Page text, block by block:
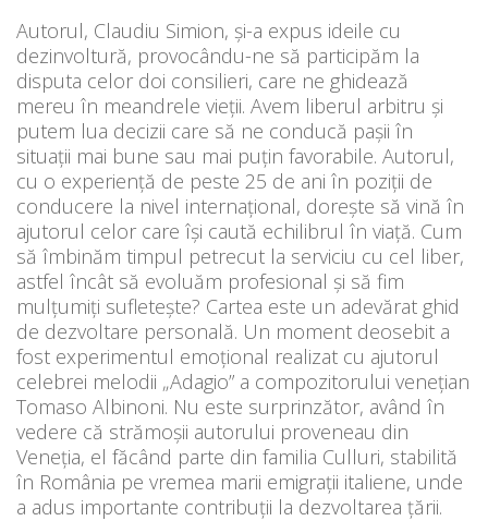
Autorul, Claudiu Simion, și-a expus ideile cu
dezinvoltură, provocându-ne să participăm la
disputa celor doi consilieri, care ne ghidează
mereu în meandrele vieții. Avem liberul arbitru și
putem lua decizii care să ne conducă pașii în
situații mai bune sau mai puțin favorabile. Autorul,
cu o experiență de peste 25 de ani în poziții de
conducere la nivel internațional, dorește să vină în
ajutorul celor care își caută echilibrul în viață. Cum
să îmbinăm timpul petrecut la serviciu cu cel liber,
astfel încât să evoluăm profesional și să fim
mulțumiți sufletește? Cartea este un adevărat ghid
de dezvoltare personală. Un moment deosebit a
fost experimentul emoțional realizat cu ajutorul
celebrei melodii „Adagio” a compozitorului venețian
Tomaso Albinoni. Nu este surprinzător, având în
vedere că strămoșii autorului proveneau din
Veneția, el făcând parte din familia Culluri, stabilită
în România pe vremea marii emigraţii italiene, unde
a adus importante contribuţii la dezvoltarea ţării.